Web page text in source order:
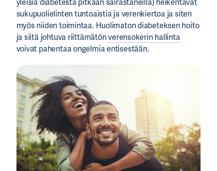
yleisiä diabetesta pitkään sairastaneilla) heikentävät
sukupuolielinten tuntoaistia ja verenkiertoa ja siten
myös niiden toimintaa. Huolimaton diabeteksen hoito
ja siitä johtuva riittämätönverensokerin hallinta
voivat pahentaa ongelmia entisestään.